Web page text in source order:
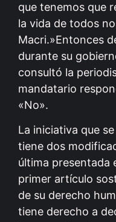
que tenemos que
la vida de todos
Macri.»Entonces
durante su
consultó la
mandatario
«No».
La iniciativa que
tiene dos
última presentada
primer artículo
de su derecho
tiene derecho a